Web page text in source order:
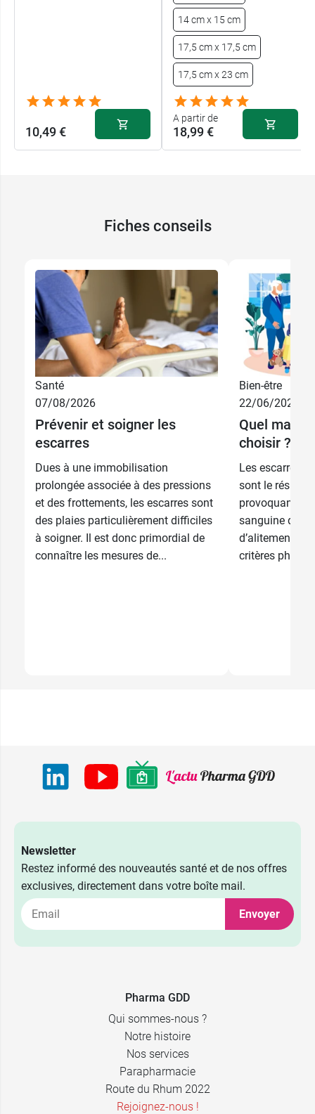
10,49 €
14 cm x 15 cm
17,5 cm x 17,5 cm
17,5 cm x 23 cm
A partir de
18,99 €
7,5 cm x 8,5
18,99 €
cm
29,49 €
52,79 €
17,5 cm
54,69 €
17,5 cm x 23
69,39 €
Fiches conseils
Santé
07/08/2026
Prévenir et soigner les
escarres
Dues à une immobilisation
prolongée associée à des pressions
et des frottements, les escarres sont
des plaies particulièrement difficiles
à soigner. Il est donc primordial de
connaître les mesures de...
Bien-être
22/06/2026
Quel
choisir ?
Les escarres
sont le résultat
provoquant
sanguine des
d’alitement et
critères
Newsletter
Restez informé des nouveautés santé et de nos offres
exclusives, directement dans votre boîte mail.
Envoyer
Pharma GDD
Qui sommes-nous ?
Notre histoire
Nos services
Parapharmacie
Route du Rhum 2022
Rejoignez-nous !